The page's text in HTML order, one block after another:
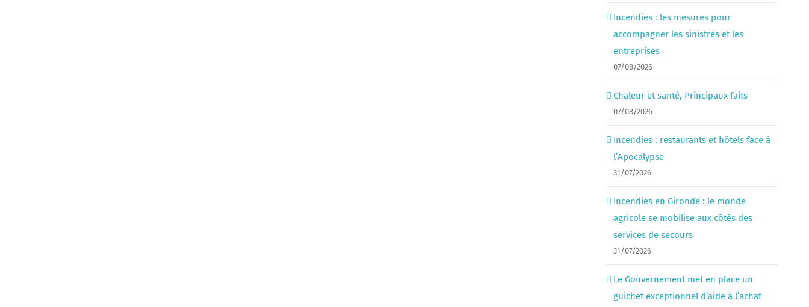
Incendies : les mesures pour
accompagner les sinistrés et les
entreprises
07/08/2026
Chaleur et santé, Principaux faits
07/08/2026
Incendies : restaurants et hôtels face à
l’Apocalypse
31/07/2026
Incendies en Gironde : le monde
agricole se mobilise aux côtés des
services de secours
31/07/2026
Le Gouvernement met en place un
guichet exceptionnel d’aide à l’achat